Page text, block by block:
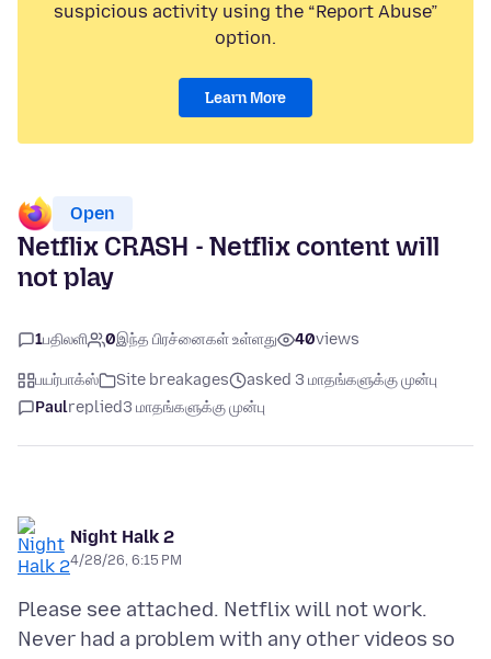
suspicious activity using the “Report Abuse”
option.
Learn More
Open
Netflix CRASH - Netflix content will
not play
1பதிலளி 0இந்த பிரச்னைகள் உள்ளது 40views
பயர்பாக்ஸ் Site breakages
asked 3 மாதங்களுக்கு முன்பு
Paulreplied3 மாதங்களுக்கு முன்பு
Night Halk 2
4/28/26, 6:15 PM
Please see attached. Netflix will not work.
Never had a problem with any other videos so